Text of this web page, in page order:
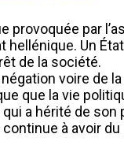
provoquée par
hellénique. Un
de la société.
voire de
que la vie
a hérité de
à avoir